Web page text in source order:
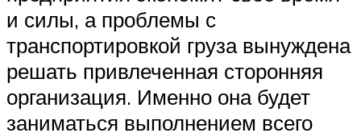
и силы, а проблемы с
транспортировкой груза вынуждена
решать привлеченная сторонняя
организация. Именно она будет
заниматься выполнением всего